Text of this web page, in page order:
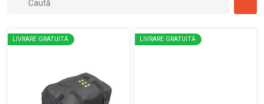
LIVRARE GRATUITĂ LIVRARE GRATUITĂ